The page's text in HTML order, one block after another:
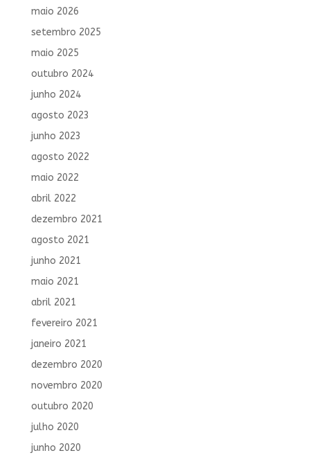
maio 2026
setembro 2025
maio 2025
outubro 2024
junho 2024
agosto 2023
junho 2023
agosto 2022
maio 2022
abril 2022
dezembro 2021
agosto 2021
junho 2021
maio 2021
abril 2021
fevereiro 2021
janeiro 2021
dezembro 2020
novembro 2020
outubro 2020
julho 2020
junho 2020